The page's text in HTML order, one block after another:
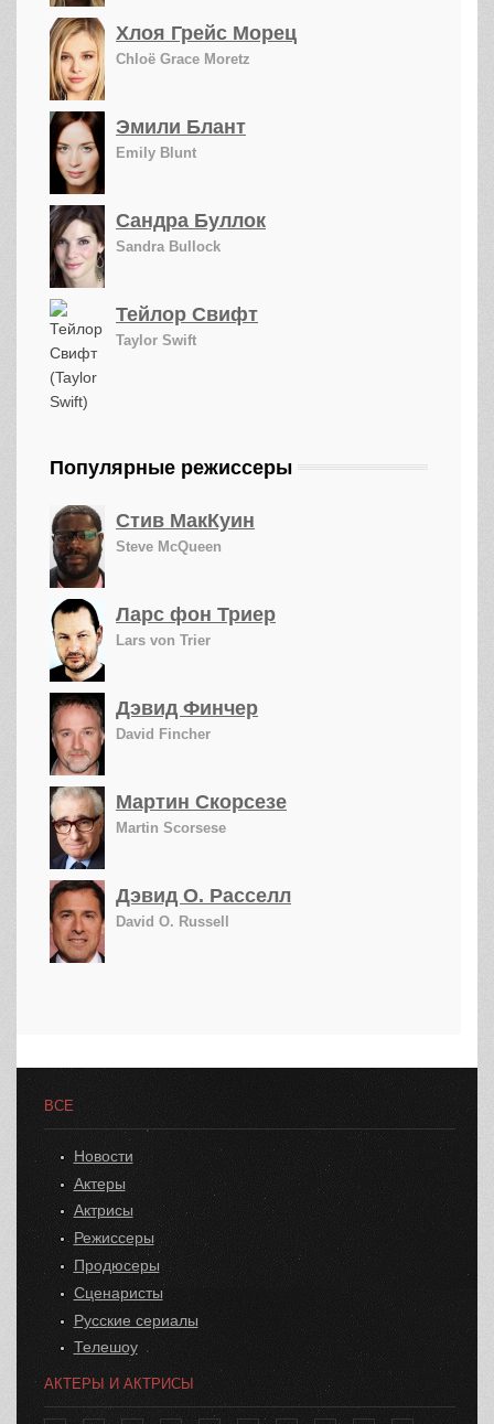
Хлоя Грейс Морец
Chloë Grace Moretz
Эмили Блант
Emily Blunt
Сандра Буллок
Sandra Bullock
Тейлор Свифт
Taylor Swift
Популярные режиссеры
Стив МакКуин
Steve McQueen
Ларс фон Триер
Lars von Trier
Дэвид Финчер
David Fincher
Мартин Скорсезе
Martin Scorsese
Дэвид О. Расселл
David O. Russell
ВСЕ
Новости
Актеры
Актрисы
Режиссеры
Продюсеры
Сценаристы
Русские сериалы
Телешоу
АКТЕРЫ И АКТРИСЫ